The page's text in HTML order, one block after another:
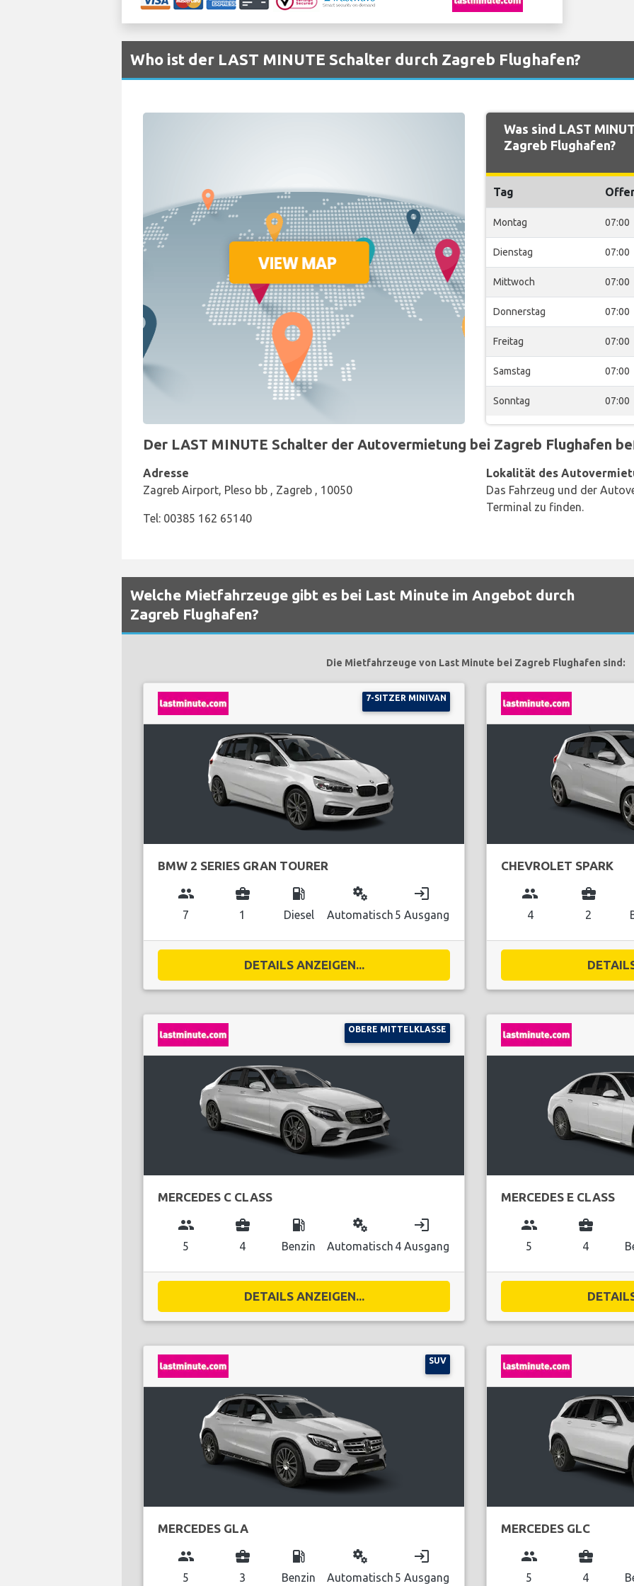
Who ist der LAST MINUTE Schalter durch Zagreb Flughafen?
Was sind LAST
Zagreb Flughafen?
Tag
Montag 07:00
Dienstag 07:00
Mittwoch 07:00
Donnerstag 07:00
Freitag 07:00
Samstag 07:00
Sonntag 07:00
Der LAST MINUTE Schalter der Autovermietung bei Zagreb Flughafen
Adresse
Zagreb Airport, Pleso bb , Zagreb , 10050
Tel: 00385 162 65140
Lokalität des
Das Fahrzeug und der
Terminal zu finden.
Welche Mietfahrzeuge gibt es bei Last Minute im Angebot durch
Zagreb Flughafen?
Die Mietfahrzeuge von Last Minute bei Zagreb Flughafen sind:
7-SITZER MINIVAN
BMW 2 SERIES GRAN TOURER
group
7
business_center
1
local_gas_station
Diesel
miscellaneous_services
Automatisch
login
5 Ausgang
DETAILS ANZEIGEN...
CHEVROLET SPARK
group
4
business_center
2
OBERE MITTELKLASSE
MERCEDES C CLASS
group
5
business_center
4
local_gas_station
Benzin
miscellaneous_services
Automatisch
login
4 Ausgang
DETAILS ANZEIGEN...
MERCEDES E CLASS
group
5
business_center
4
SUV
MERCEDES GLA
group
5
business_center
3
local_gas_station
Benzin
miscellaneous_services
Automatisch
login
5 Ausgang
MERCEDES GLC
group
5
business_center
4